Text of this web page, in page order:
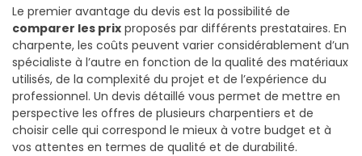
Le premier avantage du devis est la possibilité de
comparer les prix proposés par différents prestataires. En
charpente, les coûts peuvent varier considérablement d’un
spécialiste à l’autre en fonction de la qualité des matériaux
utilisés, de la complexité du projet et de l’expérience du
professionnel. Un devis détaillé vous permet de mettre en
perspective les offres de plusieurs charpentiers et de
choisir celle qui correspond le mieux à votre budget et à
vos attentes en termes de qualité et de durabilité.